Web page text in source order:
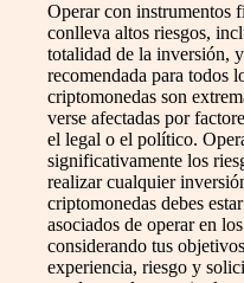
Operar con instrumentos
conlleva altos riesgos,
totalidad de la inversión,
recomendada para todos
criptomonedas son
verse afectadas por
el legal o el político.
significativamente los
realizar cualquier
criptomonedas debes
asociados de operar en
considerando tus
experiencia, riesgo y